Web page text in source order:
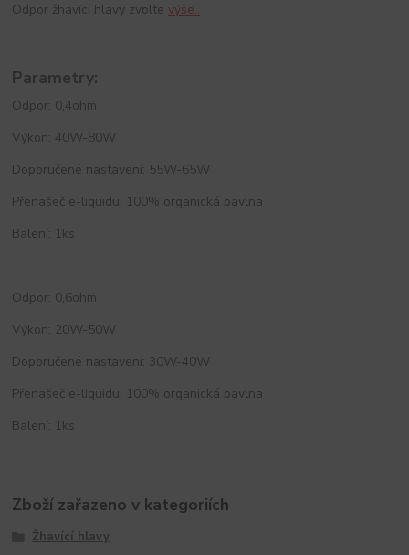
Odpor žhavící hlavy zvoltevýše..
Parametry:
Odpor: 0,4ohm
Výkon: 40W-80W
Doporučené nastavení: 55W-65W
Přenašeč e-liquidu: 100% organická bavlna
Balení: 1ks
Odpor: 0,6ohm
Výkon: 20W-50W
Doporučené nastavení: 30W-40W
Přenašeč e-liquidu: 100% organická bavlna
Balení: 1ks
Zboží zařazeno v kategoriích
Žhavící hlavy